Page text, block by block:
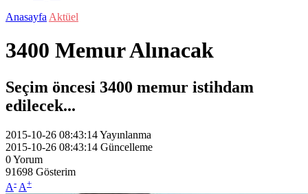
Anasayfa Aktüel
3400 Memur Alınacak
Seçim öncesi 3400 memur istihdam
edilecek...
2015-10-26 08:43:14Yayınlanma
2015-10-26 08:43:14 Güncelleme
0Yorum
91698 Gösterim
A- A+